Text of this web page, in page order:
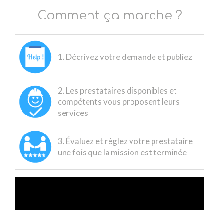
Comment ça marche ?
1. Décrivez votre demande et publiez
2. Les prestataires disponibles et
compétents vous proposent leurs
services
3. Évaluez et réglez votre prestataire
une fois que la mission est terminée